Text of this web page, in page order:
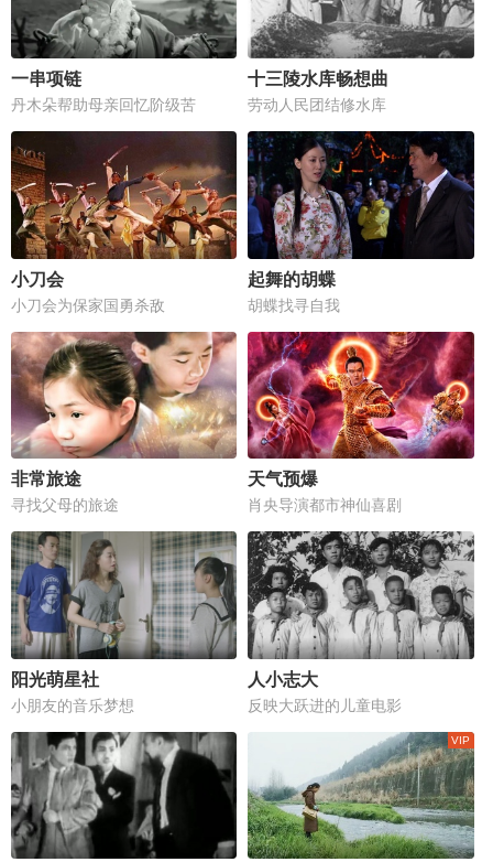
一串项链
丹木朵帮助母亲回忆阶级苦
十三陵水库畅想曲
劳动人民团结修水库
小刀会
小刀会为保家国勇杀敌
起舞的胡蝶
胡蝶找寻自我
非常旅途
寻找父母的旅途
天气预爆
肖央导演都市神仙喜剧
阳光萌星社
小朋友的音乐梦想
人小志大
反映大跃进的儿童电影